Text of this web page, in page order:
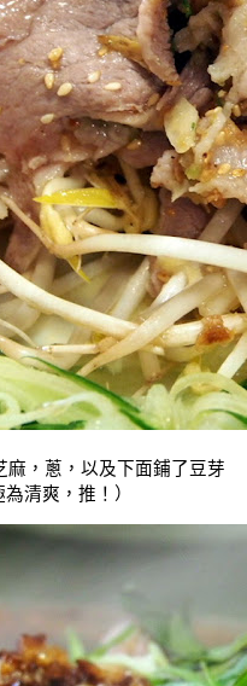
麻，蔥，以及下面鋪了豆芽
清爽，推！）